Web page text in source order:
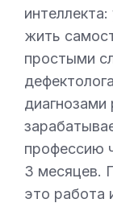
жить
простыми
диагнозами
профессию
3 месяцев.
это работа